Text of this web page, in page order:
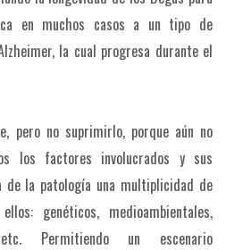
en muchos casos a un tipo de
la cual progresa durante el
pero no suprimirlo, porque aún no
los factores involucrados y sus
de la patología una multiplicidad de
genéticos, medioambientales,
Permitiendo un escenario